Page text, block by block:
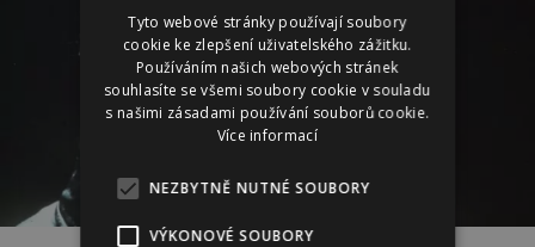
Tyto webové stránky používají soubory
cookie ke zlepšení uživatelského zážitku.
Používáním našich webových stránek
souhlasíte se všemi soubory cookie v souladu
s našimi zásadami používání souborů cookie.
Více informací
NEZBYTNĚ NUTNÉ SOUBORY
VÝKONOVÉ SOUBORY